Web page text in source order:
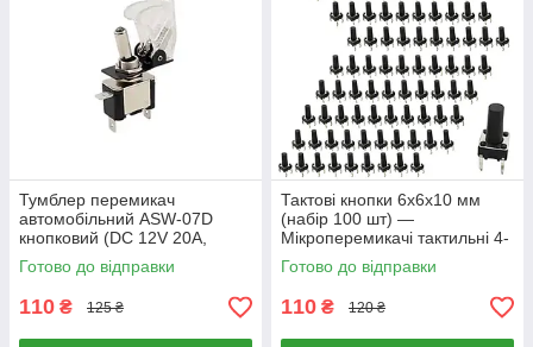
Тумблер перемикач
автомобільний ASW-07D
кнопковий (DC 12V 20A,
SPST, з білим підсвічуванням
та прозорою захисною
Готово до відправки
110 ₴ 125 ₴
Тактові кнопки 6х6х10 мм
(набір 100 шт) —
Мікроперемикачі тактильні 4-
pin для електроніки та
ремонту
Готово до відправки
110 ₴ 120 ₴